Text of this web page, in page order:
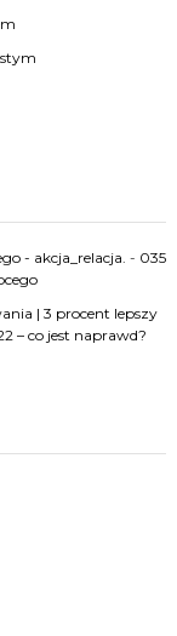
- akcja_relacja. - 035
| 3 procent lepszy
– co jest naprawd?